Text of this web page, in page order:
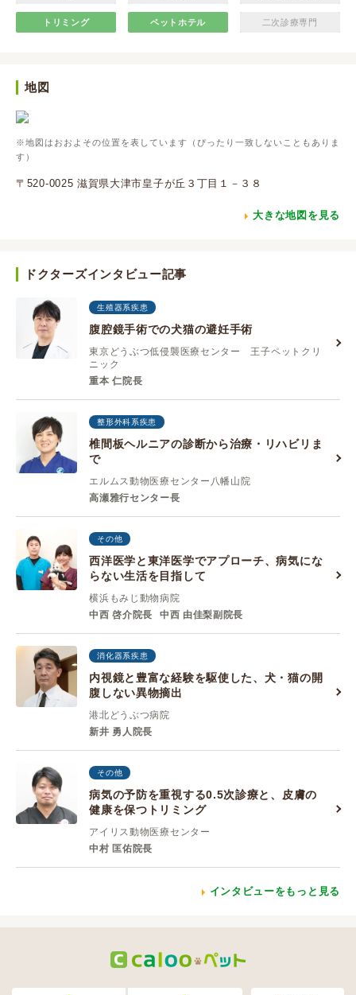
トリミング ペットホテル 二次診療専門
地図
※地図はおおよその位置を表しています（ぴったり一致しないこともありま
す）
〒520-0025 滋賀県大津市皇子が丘３丁目１－３８
大きな地図を見る
ドクターズインタビュー記事
生殖器系疾患
腹腔鏡手術での犬猫の避妊手術
東京どうぶつ低侵襲医療センター 王子ペットクリ
ニック
重本 仁院長
整形外科系疾患
椎間板ヘルニアの診断から治療・リハビリま
で
エルムス動物医療センター八幡山院
高瀬雅行センター長
その他
西洋医学と東洋医学でアプローチ、病気にな
らない生活を目指して
横浜もみじ動物病院
中西 啓介院長
中西 由佳梨副院長
消化器系疾患
内視鏡と豊富な経験を駆使した、犬・猫の開
腹しない異物摘出
港北どうぶつ病院
新井 勇人院長
その他
病気の予防を重視する0.5次診療と、皮膚の
健康を保つトリミング
アイリス動物医療センター
中村 匡佑院長
インタビューをもっと見る